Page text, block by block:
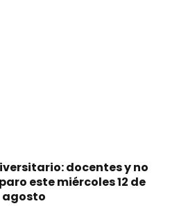
docentes y no
este miércoles 12 de
agosto